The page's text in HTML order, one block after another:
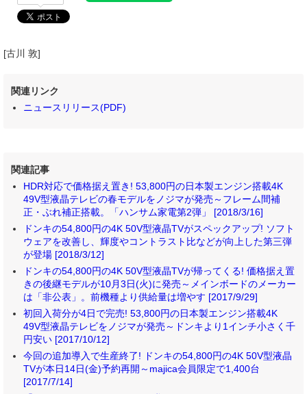
[古川 敦]
関連リンク
ニュースリリース(PDF)
関連記事
HDR対応で価格据え置き! 53,800円の日本製エンジン搭載4K
49V型液晶テレビの春モデルをノジマが発売～フレーム間補
正・ぶれ補正搭載。「ハンサム家電第2弾」 [2018/3/16]
ドンキの54,800円の4K 50V型液晶TVがスペックアップ! ソフト
ウェアを改善し、輝度やコントラスト比などが向上した第三弾
が登場 [2018/3/12]
ドンキの54,800円の4K 50V型液晶TVが帰ってくる! 価格据え置
きの後継モデルが10月3日(火)に発売～メインボードのメーカー
は「非公表」。前機種より供給量は増やす [2017/9/29]
初回入荷分が4日で完売! 53,800円の日本製エンジン搭載4K
49V型液晶テレビをノジマが発売～ドンキより1インチ小さく千
円安い [2017/10/12]
今回の追加導入で生産終了! ドンキの54,800円の4K 50V型液晶
TVが本日14日(金)予約再開～majica会員限定で1,400台
[2017/7/14]